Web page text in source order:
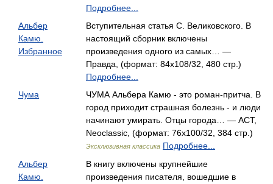
Подробнее...
Альбер
Камю.
Избранное
Вступительная статья С. Великовского. В
настоящий сборник включены
произведения одного из самых… —
Правда, (формат: 84x108/32, 480 стр.)
Подробнее...
Чума
ЧУМА Альбера Камю - это роман-притча. В
город приходит страшная болезнь - и люди
начинают умирать. Отцы города… — АСТ,
Neoclassic, (формат: 76x100/32, 384 стр.)
Эксклюзивная классика Подробнее...
Альбер
Камю.
В книгу включены крупнейшие
произведения писателя, вошедшие в